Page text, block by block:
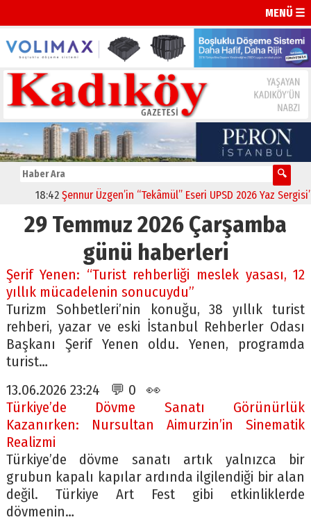
MENÜ ☰
18:42 Şennur Üzgen’in “Tekâmül” Eseri UPSD 2026 Yaz
29 Temmuz 2026 Çarşamba
günü haberleri
Şerif Yenen: “Turist rehberliği meslek yasası, 12
yıllık mücadelenin sonucuydu”
Turizm Sohbetleri’nin konuğu, 38 yıllık turist
rehberi, yazar ve eski İstanbul Rehberler Odası
Başkanı Şerif Yenen oldu. Yenen, programda
turist…
13.06.2026 23:24 💬 0 👀
Türkiye’de Dövme Sanatı Görünürlük
Kazanırken: Nursultan Aimurzin’in Sinematik
Realizmi
Türkiye’de dövme sanatı artık yalnızca bir
grubun kapalı kapılar ardında ilgilendiği bir alan
değil. Türkiye Art Fest gibi etkinliklerde
dövmenin…